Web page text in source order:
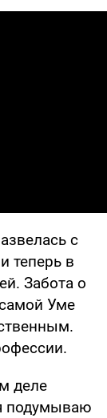
с
теперь в
Забота о
Уме
деле
подумываю